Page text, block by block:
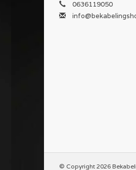
0636119050
© Copyright 2026